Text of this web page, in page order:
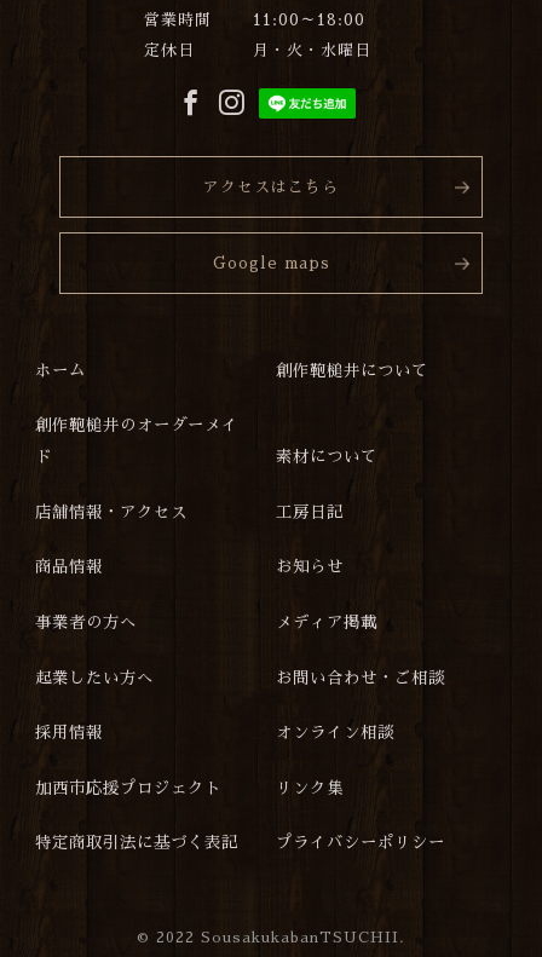
営業時間
11:00～18:00
定休日
月・火・水曜日
アクセスはこちら
Google maps
ホーム 創作鞄槌井について
創作鞄槌井のオーダーメイ
ド
素材について
店舗情報・アクセス 工房日記
商品情報 お知らせ
事業者の方へ メディア掲載
起業したい方へ お問い合わせ・ご相談
採用情報 オンライン相談
加西市応援プロジェクト リンク集
特定商取引法に基づく表記 プライバシーポリシー
© 2022 SousakukabanTSUCHII.